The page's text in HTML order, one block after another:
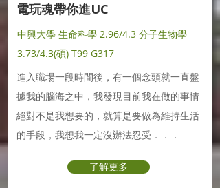
電玩魂帶你進UC
中興大學 生命科學 2.96/4.3 分子生物學
3.73/4.3(碩) T99 G317
進入職場一段時間後，有一個念頭就一直盤
據我的腦海之中，我發現目前我在做的事情
絕對不是我想要的，就算是要做為維持生活
的手段，我想我一定沒辦法忍受．．．
了解更多